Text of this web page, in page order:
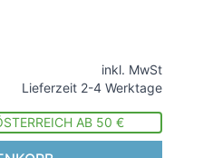
inkl. MwSt
Lieferzeit 2-4 Werktage
AB 50 €